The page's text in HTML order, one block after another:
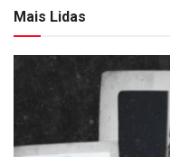
Mais Lidas